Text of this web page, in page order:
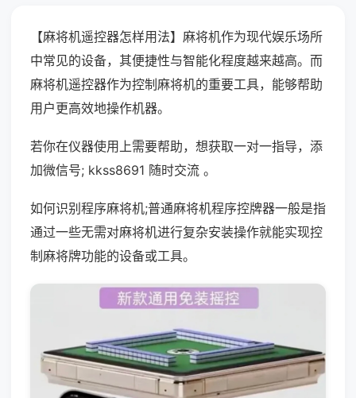
【麻将机遥控器怎样用法】麻将机作为现代娱乐场所
中常见的设备，其便捷性与智能化程度越来越高。而
麻将机遥控器作为控制麻将机的重要工具，能够帮助
用户更高效地操作机器。
若你在仪器使用上需要帮助，想获取一对一指导，添
加微信号; kkss8691 随时交流 。
如何识别程序麻将机;普通麻将机程序控牌器一般是指
通过一些无需对麻将机进行复杂安装操作就能实现控
制麻将牌功能的设备或工具。